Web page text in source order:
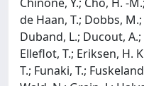
de Haan, T.; Dobbs,
Duband, L.; Ducout, A.;
Elleflot, T.; Eriksen, H.
T.; Funaki, T.;